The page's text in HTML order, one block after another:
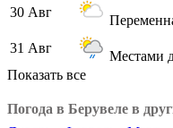
30 Авг
31 Авг
Местами
Показать все
Погода в Берувеле в